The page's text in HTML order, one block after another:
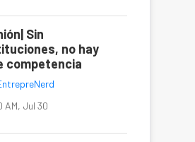
Sin
no hay
competencia
AM, Jul 30